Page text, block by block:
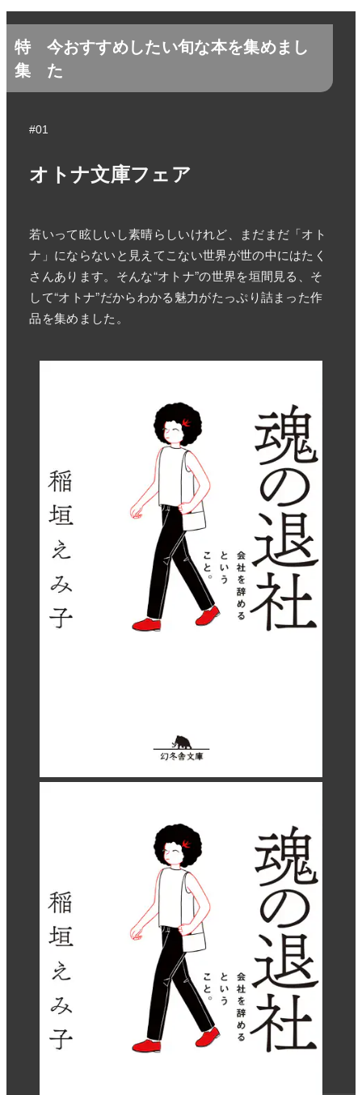
特
集
今おすすめしたい旬な本を集めまし
た
#01
オトナ文庫フェア
若いって眩しいし素晴らしいけれど、まだまだ「オト
ナ」にならないと見えてこない世界が世の中にはたく
さんあります。そんな“オトナ”の世界を垣間見る、そ
して“オトナ”だからわかる魅力がたっぷり詰まった作
品を集めました。